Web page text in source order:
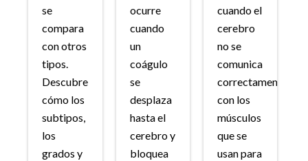
se
compara
con otros
tipos.
Descubre
cómo los
subtipos,
los
grados y
ocurre
cuando
un
coágulo
se
desplaza
hasta el
cerebro y
bloquea
cuando el
cerebro
no se
comunica
correctamente
con los
músculos
que se
usan para